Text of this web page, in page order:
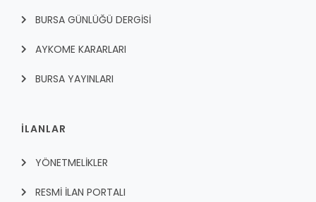
BURSA GÜNLÜĞÜ DERGİSİ
AYKOME KARARLARI
BURSA YAYINLARI
İLANLAR
YÖNETMELİKLER
RESMİ İLAN PORTALI